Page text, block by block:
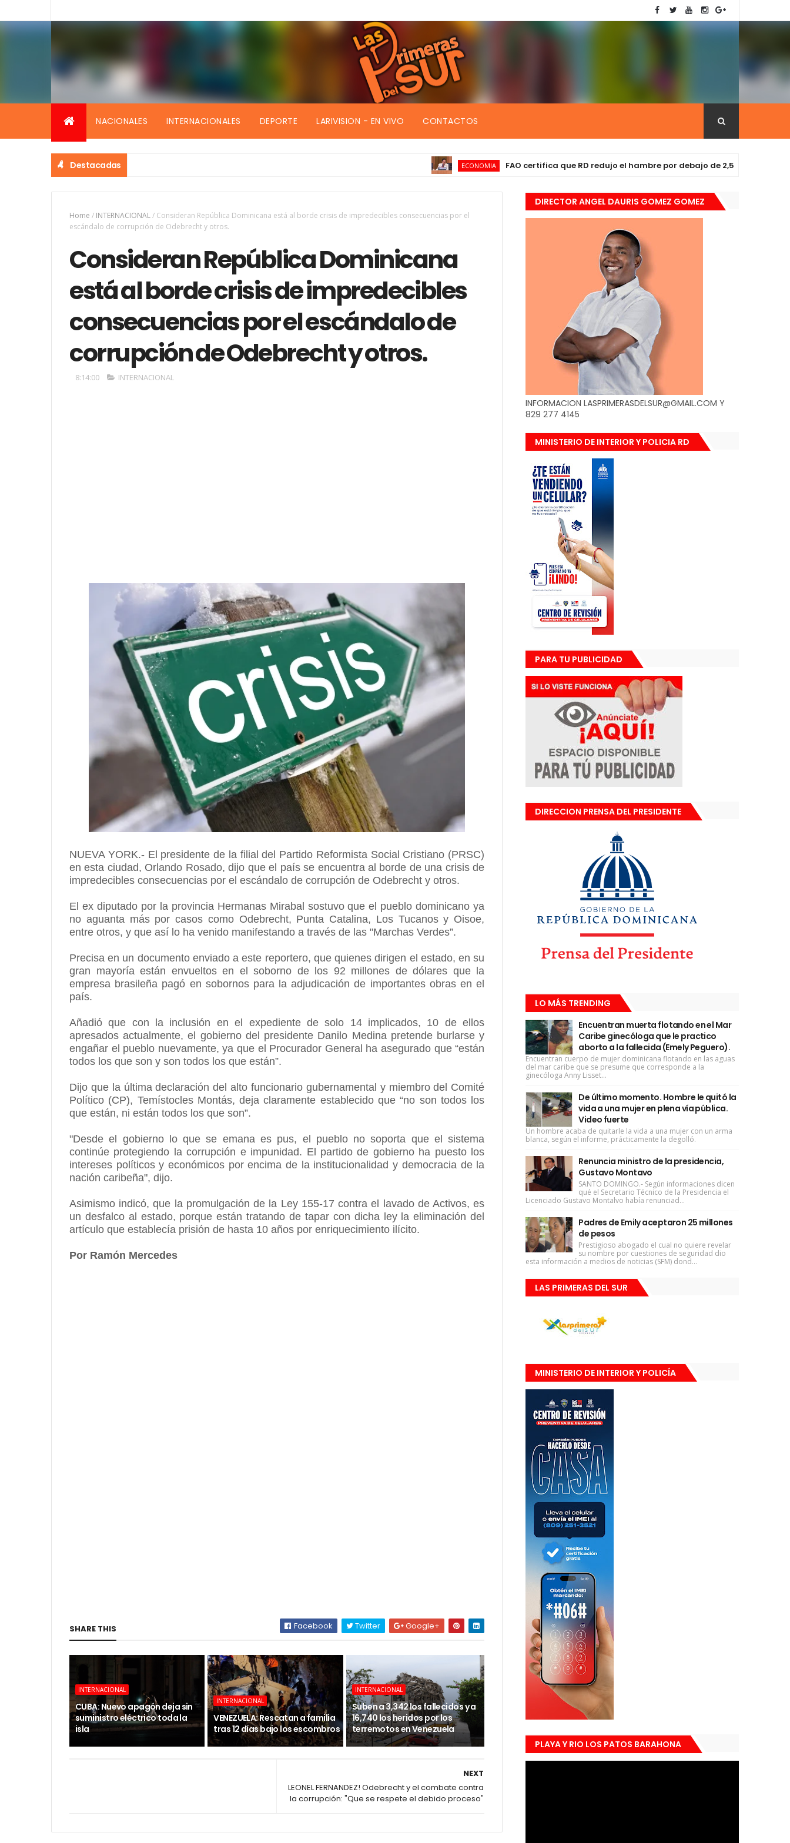
NACIONALES INTERNACIONALES DEPORTE LARIVISION - EN VIVO CONTACTOS
Destacadas ECONOMIA FAO certifica que RD redujo el hambre por debajo de 2,5 %
Home / INTERNACIONAL/ Consideran República Dominicana está al borde crisis de impredecibles consecuencias por el
escándalo de corrupción de Odebrecht y otros.
Consideran República Dominicana
está al borde crisis de impredecibles
consecuencias por el escándalo de
corrupción de Odebrecht y otros.
8:14:00 INTERNACIONAL
NUEVA YORK.- El presidente de la filial del Partido Reformista Social Cristiano (PRSC)
en esta ciudad, Orlando Rosado, dijo que el país se encuentra al borde de una crisis de
impredecibles consecuencias por el escándalo de corrupción de Odebrecht y otros.
El ex diputado por la provincia Hermanas Mirabal sostuvo que el pueblo dominicano ya
no aguanta más por casos como Odebrecht, Punta Catalina, Los Tucanos y Oisoe,
entre otros, y que así lo ha venido manifestando a través de las "Marchas Verdes”.
Precisa en un documento enviado a este reportero, que quienes dirigen el estado, en su
gran mayoría están envueltos en el soborno de los 92 millones de dólares que la
empresa brasileña pagó en sobornos para la adjudicación de importantes obras en el
país.
Añadió que con la inclusión en el expediente de solo 14 implicados, 10 de ellos
apresados actualmente, el gobierno del presidente Danilo Medina pretende burlarse y
engañar el pueblo nuevamente, ya que el Procurador General ha asegurado que “están
todos los que son y son todos los que están”.
Dijo que la última declaración del alto funcionario gubernamental y miembro del Comité
Político (CP), Temístocles Montás, deja claramente establecido que “no son todos los
que están, ni están todos los que son”.
"Desde el gobierno lo que se emana es pus, el pueblo no soporta que el sistema
continúe protegiendo la corrupción e impunidad. El partido de gobierno ha puesto los
intereses políticos y económicos por encima de la institucionalidad y democracia de la
nación caribeña", dijo.
Asimismo indicó, que la promulgación de la Ley 155-17 contra el lavado de Activos, es
un desfalco al estado, porque están tratando de tapar con dicha ley la eliminación del
artículo que establecía prisión de hasta 10 años por enriquecimiento ilícito.
Por Ramón Mercedes
SHARE THIS Facebook Twitter Google+
INTERNACIONAL
CUBA: Nuevo apagón deja sin
suministro eléctrico toda la
isla
INTERNACIONAL
VENEZUELA: Rescatan a familia
tras 12 días bajo los escombros
INTERNACIONAL
Suben a 3,342 los fallecidos y a
16,740 los heridos por los
terremotos en Venezuela
NEXT
LEONEL FERNANDEZ! Odebrecht y el combate contra
la corrupción: "Que se respete el debido proceso"
DIRECTOR ANGEL DAURIS GOMEZ GOMEZ
INFORMACION LASPRIMERASDELSUR@GMAIL.COM Y
829 277 4145
MINISTERIO DE INTERIOR Y POLICIA RD
PARA TU PUBLICIDAD
DIRECCION PRENSA DEL PRESIDENTE
LO MÁS TRENDING
Encuentran muerta flotando en el Mar
Caribe ginecóloga que le practico
aborto a la fallecida (Emely Peguero).
Encuentran cuerpo de mujer dominicana flotando en las aguas
del mar caribe que se presume que corresponde a la
ginecóloga Anny Lisset...
De último momento. Hombre le quitó la
vida a una mujer en plena vía pública.
Video fuerte
Un hombre acaba de quitarle la vida a una mujer con un arma
blanca, según el informe, prácticamente la degolló.
Renuncia ministro de la presidencia,
Gustavo Montavo
SANTO DOMINGO.- Según informaciones dicen
qué el Secretario Técnico de la Presidencia el
Licenciado Gustavo Montalvo había renunciad...
Padres de Emily aceptaron 25 millones
de pesos
Prestigioso abogado el cual no quiere revelar
su nombre por cuestiones de seguridad dio
esta información a medios de noticias (SFM) dond...
LAS PRIMERAS DEL SUR
MINISTERIO DE INTERIOR Y POLICÍA
PLAYA Y RIO LOS PATOS BARAHONA